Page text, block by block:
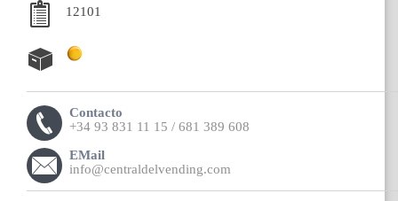
12101
Contacto
+34 93 831 11 15 / 681 389 608
EMail
info@centraldelvending.com